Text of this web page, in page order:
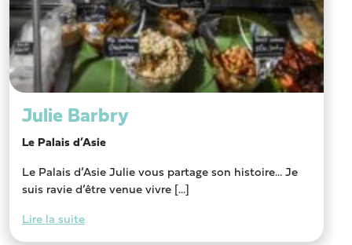
Julie Barbry
Le Palais d’Asie
Le Palais d’Asie Julie vous partage son histoire… Je
suis ravie d’être venue vivre [...]
Lire la suite